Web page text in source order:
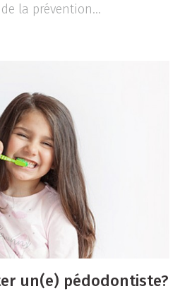
la prévention...
un(e) pédodontiste?